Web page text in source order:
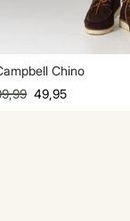
Chino
49,95